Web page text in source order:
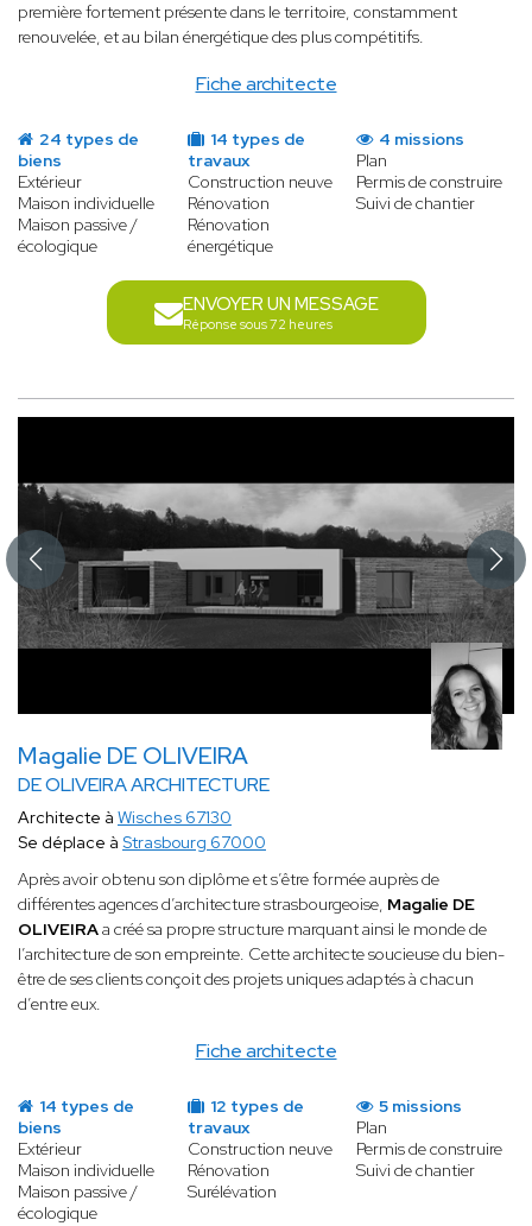
Fiche architecte
première fortement présente dans le territoire, constamment
renouvelée, et au bilan énergétique des plus compétitifs.
24 types de
biens
Extérieur
Maison individuelle
Maison passive /
écologique
14 types de
travaux
Construction neuve
Rénovation
Rénovation
énergétique
4 missions
Plan
Permis de construire
Suivi de chantier
ENVOYER UN MESSAGE
Réponse sous 72 heures
Magalie DE OLIVEIRA
DE OLIVEIRA ARCHITECTURE
Fiche architecte
Architecte à Wisches 67130
Se déplace à Strasbourg 67000
Après avoir obtenu son diplôme et s’être formée auprès de
différentes agences d’architecture strasbourgeoise, Magalie DE
OLIVEIRAa créé sa propre structure marquant ainsi le monde de
l’architecture de son empreinte. Cette architecte soucieuse du bien-
être de ses clients conçoit des projets uniques adaptés à chacun
d’entre eux.
14 types de
biens
Extérieur
Maison individuelle
Maison passive /
écologique
12 types de
travaux
Construction neuve
Rénovation
Surélévation
5 missions
Plan
Permis de construire
Suivi de chantier